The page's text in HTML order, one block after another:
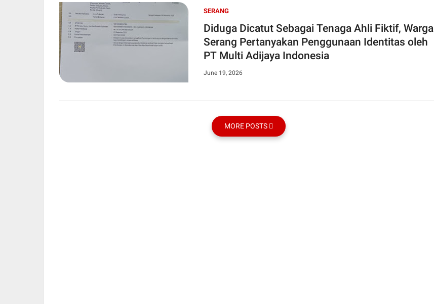
SERANG
Diduga Dicatut Sebagai Tenaga Ahli Fiktif, Warga
Serang Pertanyakan Penggunaan Identitas oleh
PT Multi Adijaya Indonesia
June 19, 2026
MORE POSTS